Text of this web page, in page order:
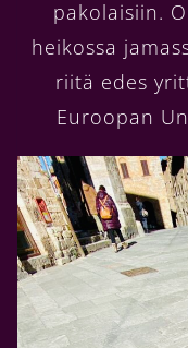
pakolaisiin.
heikossa
riitä edes
Euroopan